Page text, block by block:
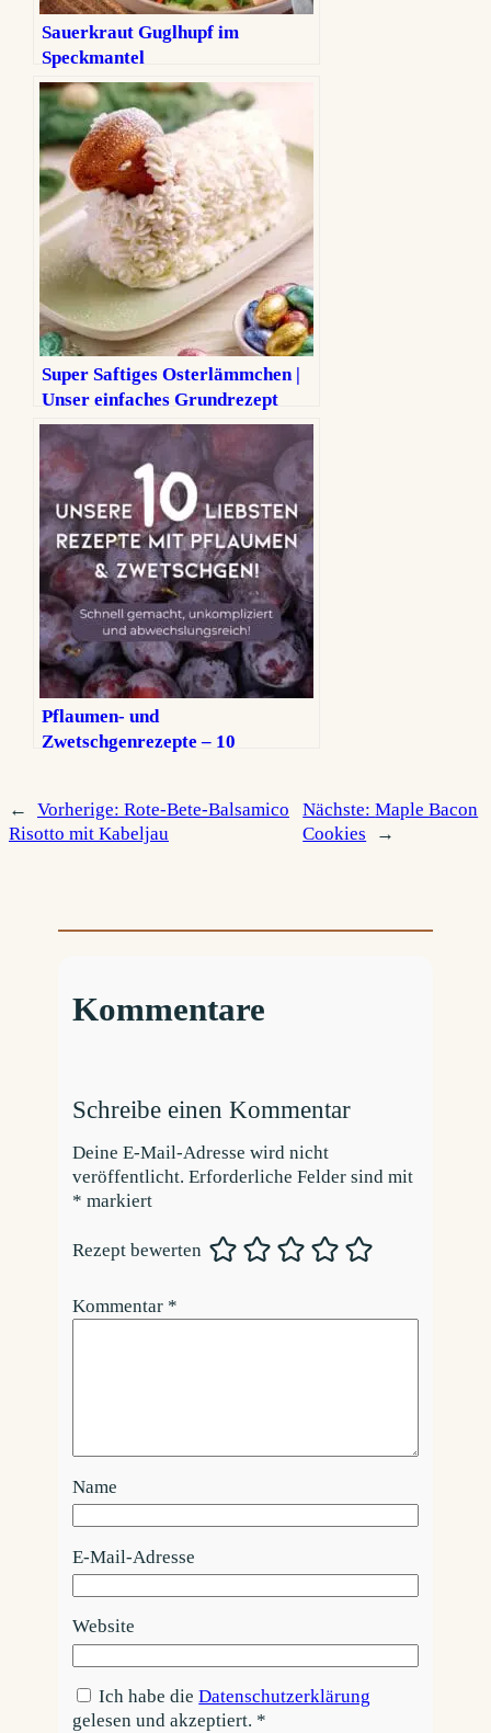
Sauerkraut Guglhupf im
Speckmantel
Super Saftiges Osterlämmchen |
Unser einfaches Grundrezept
Pflaumen‑ und
Zwetschgenrezepte – 10
←
Vorherige: Rote-Bete-Balsamico
Risotto mit Kabeljau
Nächste:Maple Bacon
Cookies
→
Kommentare
Schreibe einen Kommentar
Deine E-Mail-Adresse wird nicht
veröffentlicht. Erforderliche Felder sind mit
* markiert
Rezept bewerten
Kommentar *
Name
E-Mail-Adresse
Website
Ich habe dieDatenschutzerklärung
gelesen und akzeptiert. *